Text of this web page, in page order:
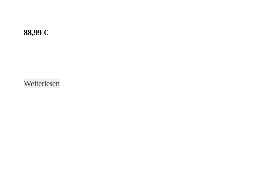
88,99 €
Weiterlesen